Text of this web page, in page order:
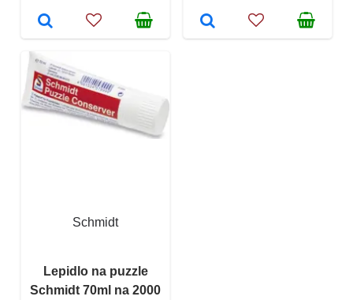
Schmidt
Lepidlo na puzzle
Schmidt 70ml na 2000